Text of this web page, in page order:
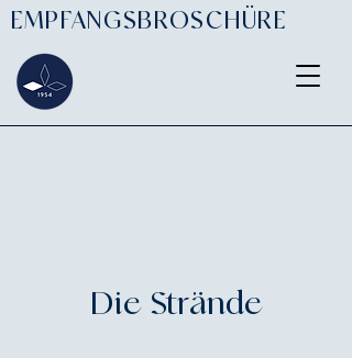
EMPFANGSBROSCHÜRE
Die Strände